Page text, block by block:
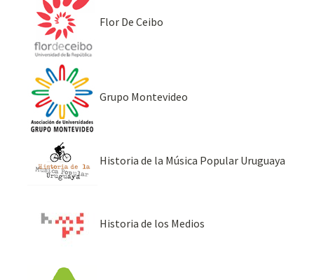
Flor De Ceibo
Grupo Montevideo
Historia de la Música Popular Uruguaya
Historia de los Medios